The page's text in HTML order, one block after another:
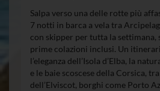
Salpa verso una delle rotte più
7 notti in barca a vela tra
con skipper per tutta la settimana,
prime colazioni inclusi. Un
l’eleganza dell’Isola d’Elba, la
e le baie scoscese della Corsica,
dell’Elviscot, borghi come Porto